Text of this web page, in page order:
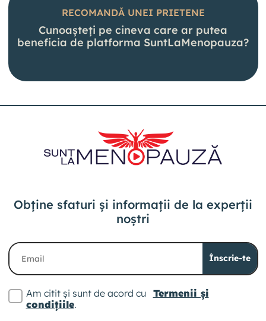
RECOMANDĂ UNEI PRIETENE
Cunoașteți pe cineva care ar putea
beneficia de platforma SuntLaMenopauza?
Obține sfaturi și informații de la experții
noștri
Înscrie-te
Am citit și sunt de acord cu Termenii și
condițiile.